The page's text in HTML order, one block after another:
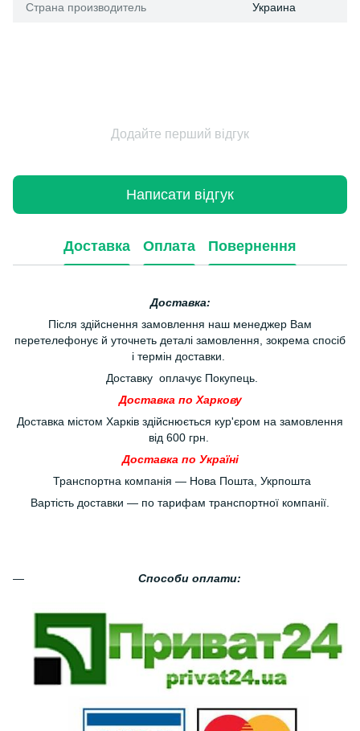
Страна производитель Украина
Додайте перший відгук
Написати відгук
Доставка Оплата Повернення
Доставка:
Після здійснення замовлення наш менеджер Вам
перетелефонує й уточнеть деталі замовлення, зокрема спосіб
і термін доставки.
Доставку оплачує Покупець.
Доставка по Харкову
Доставка містом Харків здійснюється кур'єром на замовлення
від 600 грн.
Доставка по Україні
Транспортна компанія — Нова Пошта, Укрпошта
Вартість доставки — по тарифам транспортної компанії.
Способи оплати: